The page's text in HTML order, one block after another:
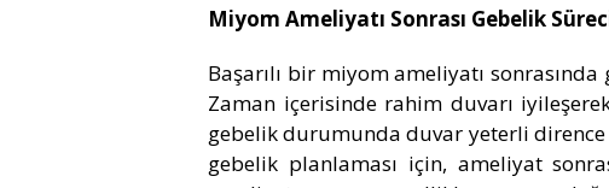
Miyom Ameliyatı Sonrası Gebelik
Başarılı bir miyom ameliyatı sonrasında
Zaman içerisinde rahim duvarı
gebelik durumunda duvar yeterli
gebelik planlaması için, ameliyat